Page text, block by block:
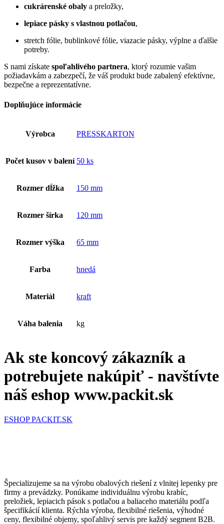
cukrárenské obaly a preložky,
lepiace pásky s vlastnou potlačou,
stretch fólie, bublinkové fólie, viazacie pásky, výplne a ďalšie
potreby.
S nami získate spoľahlivého partnera, ktorý rozumie vašim
požiadavkám a zabezpečí, že váš produkt bude zabalený efektívne,
bezpečne a reprezentatívne.
Doplňujúce informácie
Výrobca PRESSKARTON
Počet kusov v balení 50 ks
Rozmer dĺžka 150 mm
Rozmer šírka 120 mm
Rozmer výška 65 mm
Farba hnedá
Materiál kraft
Váha balenia kg
Ak ste koncový zákazník a
potrebujete nakúpiť - navštívte
náš eshop www.packit.sk
ESHOP PACKIT.SK
Špecializujeme sa na výrobu obalových riešení z vlnitej lepenky pre
firmy a prevádzky. Ponúkame individuálnu výrobu krabíc,
preložiek, lepiacich pások s potlačou a baliaceho materiálu podľa
špecifikácií klienta. Rýchla výroba, flexibilné riešenia, výhodné
ceny, flexibilné objemy, spoľahlivý servis pre každý segment B2B.